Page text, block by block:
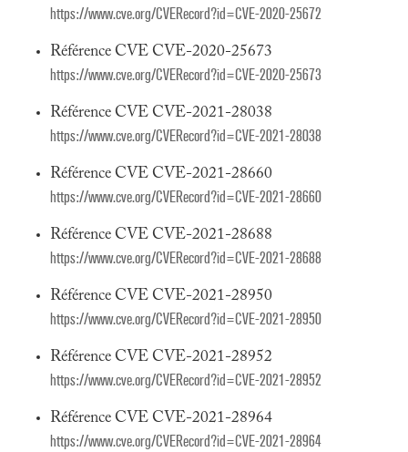
https://www.cve.org/CVERecord?id=CVE-2020-25672
Référence CVE CVE-2020-25673
https://www.cve.org/CVERecord?id=CVE-2020-25673
Référence CVE CVE-2021-28038
https://www.cve.org/CVERecord?id=CVE-2021-28038
Référence CVE CVE-2021-28660
https://www.cve.org/CVERecord?id=CVE-2021-28660
Référence CVE CVE-2021-28688
https://www.cve.org/CVERecord?id=CVE-2021-28688
Référence CVE CVE-2021-28950
https://www.cve.org/CVERecord?id=CVE-2021-28950
Référence CVE CVE-2021-28952
https://www.cve.org/CVERecord?id=CVE-2021-28952
Référence CVE CVE-2021-28964
https://www.cve.org/CVERecord?id=CVE-2021-28964